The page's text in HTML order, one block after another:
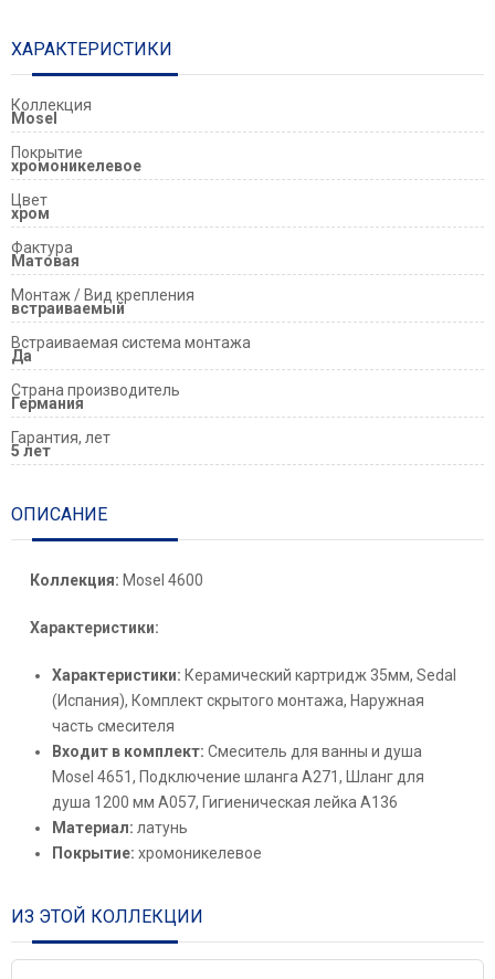
ХАРАКТЕРИСТИКИ
Коллекция
Mosel
Покрытие
хромоникелевое
Цвет
хром
Фактура
Матовая
Монтаж / Вид крепления
встраиваемый
Встраиваемая система монтажа
Да
Страна производитель
Германия
Гарантия, лет
5 лет
ОПИСАНИЕ
Коллекция: Mosel 4600
Характеристики:
Характеристики: Керамический картридж 35мм, Sedal
(Испания), Комплект скрытого монтажа, Наружная
часть смесителя
Входит в комплект: Смеситель для ванны и душа
Mosel 4651, Подключение шланга A271, Шланг для
душа 1200 мм A057, Гигиеническая лейка A136
Материал: латунь
Покрытие: хромоникелевое
ИЗ ЭТОЙ КОЛЛЕКЦИИ